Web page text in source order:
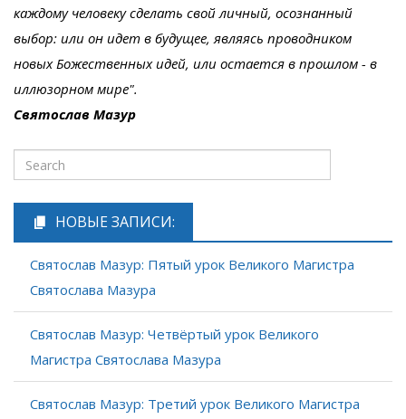
каждому человеку сделать свой личный, осознанный
выбор: или он идет в будущее, являясь проводником
новых Божественных идей, или остается в прошлом - в
иллюзорном мире".
Святослав Мазур
НОВЫЕ ЗАПИСИ:
Святослав Мазур: Пятый урок Великого Магистра
Святослава Мазура
Святослав Мазур: Четвёртый урок Великого
Магистра Святослава Мазура
Святослав Мазур: Третий урок Великого Магистра